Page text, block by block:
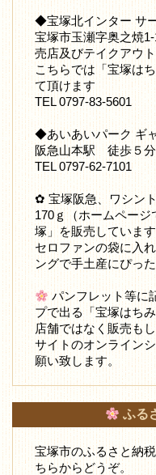
◆宝塚北インター サ
宝塚市玉瀬字奥之焼
売店及びテイクアウ
こちらでは「宝塚は
て頂けます
TEL 0797-83-5601
◆あいあいパーク ギ
阪急山本駅 徒歩５分
TEL 0797-62-7101
✿ 宝塚阪急、ワシン
170ｇ（ホームペー
塚」を販売していま
セロファンの袋に入
ングで手土産にぴっ
パンフレット等に
プで出る「宝塚はち
店舗ではなく販売も
サイトのオンライン
願い致します。
ふる
宝塚市のふるさと納
ちらからどうぞ。